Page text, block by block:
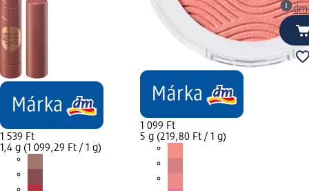
1 539 Ft
1,4 g (1 099,29 Ft / 1 g)
1 099 Ft
5 g (219,80 Ft / 1 g)